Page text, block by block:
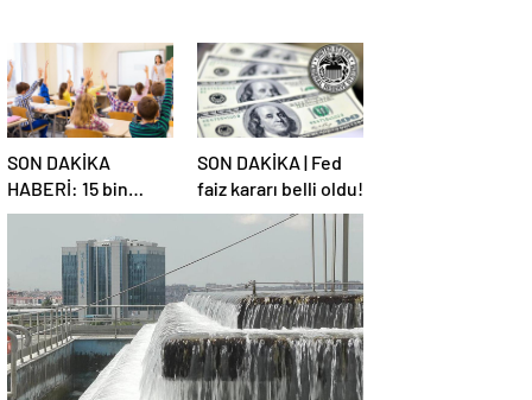
SON DAKİKA
HABERİ: 15 bin
sözleşmeli
öğretmen
atamasında sözlü
sınava hak kazanan
adaylar açıklandı
SON DAKİKA | Fed
faiz kararı belli oldu!